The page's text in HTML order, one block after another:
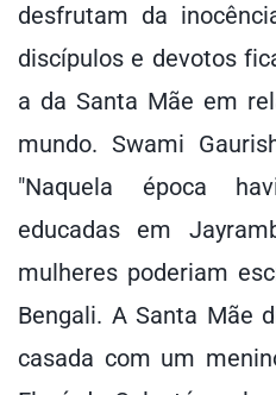
desfrutam da
discípulos e devotos
a da Santa Mãe em
mundo. Swami
"Naquela época
educadas em
mulheres poderiam
Bengali. A Santa Mãe
casada com um